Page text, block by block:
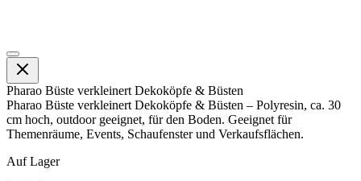
Pharao Büste verkleinert Dekoköpfe & Büsten
Pharao Büste verkleinert Dekoköpfe & Büsten – Polyresin, ca. 30
cm hoch, outdoor geeignet, für den Boden. Geeignet für
Themenräume, Events, Schaufenster und Verkaufsflächen.
Auf Lager